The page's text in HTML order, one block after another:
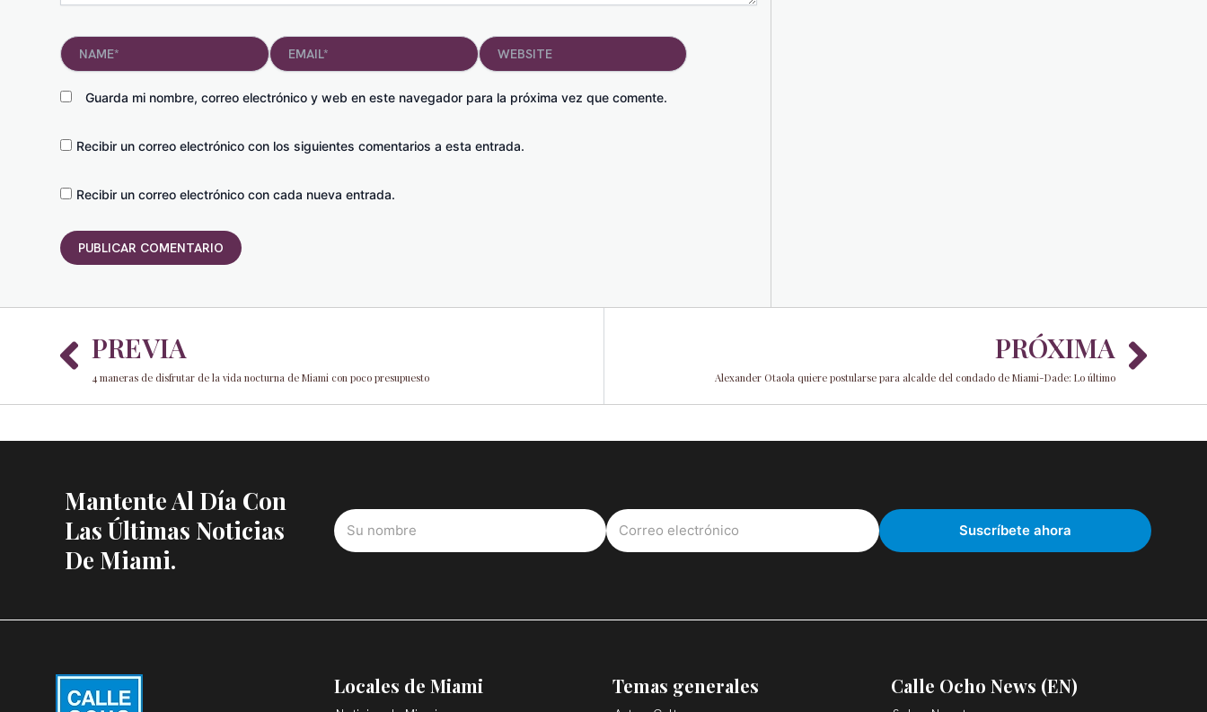
Name* Email*
Guarda mi nombre, correo electrónico y web en este navegador para la próxima vez que comente.
Website
Recibir un correo electrónico con los siguientes comentarios a esta entrada.
Recibir un correo electrónico con cada nueva entrada.
Prev
PREVIA
4 maneras de disfrutar de la vida nocturna de Miami con poco presupuesto
PRÓXIMA
Alexander Otaola quiere postularse para alcalde del condado de Miami-Dade: Lo último
Mantente Al Día Con
Las Últimas Noticias
De Miami.
Locales de Miami Temas generales Calle Ocho News (EN)